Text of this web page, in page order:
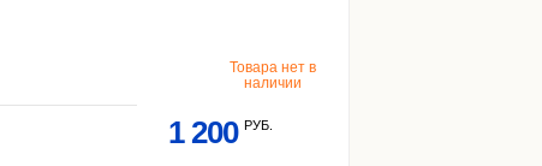
Товара нет в
наличии
1 200 РУБ.